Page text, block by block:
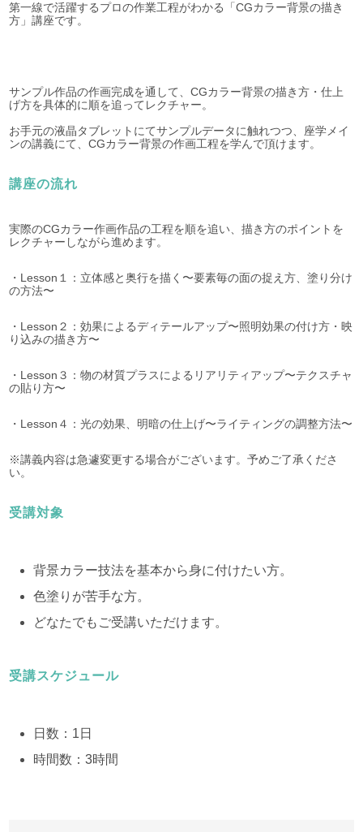
第一線で活躍するプロの作業工程がわかる「CGカラー背景の描き
方」講座です。
サンプル作品の作画完成を通して、CGカラー背景の描き方・仕上
げ方を具体的に順を追ってレクチャー。
お手元の液晶タブレットにてサンプルデータに触れつつ、座学メイ
ンの講義にて、CGカラー背景の作画工程を学んで頂けます。
講座の流れ
実際のCGカラー作画作品の工程を順を追い、描き方のポイントを
レクチャーしながら進めます。
・Lesson１：立体感と奥行を描く〜要素毎の面の捉え方、塗り分け
の方法〜
・Lesson２：効果によるディテールアップ〜照明効果の付け方・映
り込みの描き方〜
・Lesson３：物の材質プラスによるリアリティアップ〜テクスチャ
の貼り方〜
・Lesson４：光の効果、明暗の仕上げ〜ライティングの調整方法〜
※講義内容は急遽変更する場合がございます。予めご了承くださ
い。
受講対象
背景カラー技法を基本から身に付けたい方。
色塗りが苦手な方。
どなたでもご受講いただけます。
受講スケジュール
日数：1日
時間数：3時間